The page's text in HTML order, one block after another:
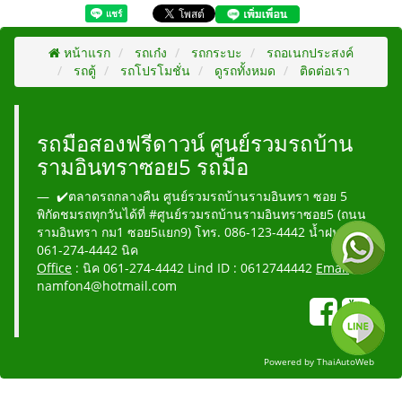
หน้าแรก รถเก๋ง รถกระบะ
รถอเนกประสงค์
รถตู้
รถโปรโมชั่น ดูรถทั้งหมด ติดต่อเรา
รถมือสองฟรีดาวน์ ศูนย์รวมรถบ้าน
รามอินทราซอย5 รถมือ
✔️ตลาดรถกลางคืน ศูนย์รวมรถบ้านรามอินทรา ซอย 5
พิกัดชมรถทุกวันได้ที่ #ศูนย์รวมรถบ้านรามอินทราซอย5 (ถนน
รามอินทรา กม1 ซอย5แยก9) โทร. 086-123-4442 น้ำฝน
061-274-4442 นิค
Office : นิค 061-274-4442 Lind ID : 0612744442 Email:
namfon4@hotmail.com
Powered by ThaiAutoWeb